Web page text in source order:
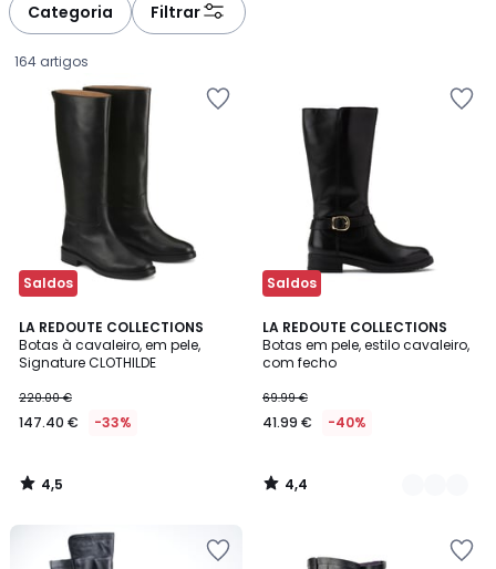
Categoria Filtrar
164 artigos
Saldos
LA REDOUTE COLLECTIONS
Botas à cavaleiro, em pele,
Signature CLOTHILDE
€
em
de
220.00
220.00 €
147.40 € -33%
4,5
/ 5
4,5
/
Saldos
LA REDOUTE COLLECTIONS
Botas em pele, estilo cavaleiro,
com fecho
69.99 €
41.99 € -40%
4,4
/ 5
2
Cores
4,4
/